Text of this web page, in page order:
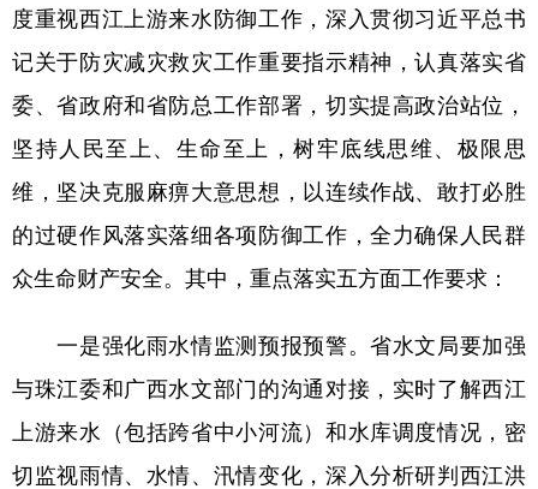
辽宁 吉林 江苏
浙江 安徽 福建 江西
山东 河南 湖北 湖南
广东 广西 海南 重庆
四川 贵州 云南 西藏
新疆 内蒙古 黑龙江
多语种频道
度重视西江上游来水防御工作，深入贯彻习近平总书
记关于防灾减灾救灾工作重要指示精神，认真落实省
委、省政府和省防总工作部署，切实提高政治站位，
坚持人民至上、生命至上，树牢底线思维、极限思
维，坚决克服麻痹大意思想，以连续作战、敢打必胜
的过硬作风落实落细各项防御工作，全力确保人民群
众生命财产安全。其中，重点落实五方面工作要求：
一是强化雨水情监测预报预警。省水文局要加强
与珠江委和广西水文部门的沟通对接，实时了解西江
上游来水（包括跨省中小河流）和水库调度情况，密
切监视雨情、水情、汛情变化，深入分析研判西江洪